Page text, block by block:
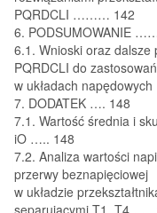
PQRDCLI ……… 142
6. PODSUMOWANIE
6.1. Wnioski oraz dalsze
PQRDCLI do zastosowań
w układach
7. DODATEK …. 148
7.1. Wartość średnia i
iO ….. 148
7.2. Analiza wartości
przerwy beznapięciowej
w układzie
separującymi T1, T4 …..